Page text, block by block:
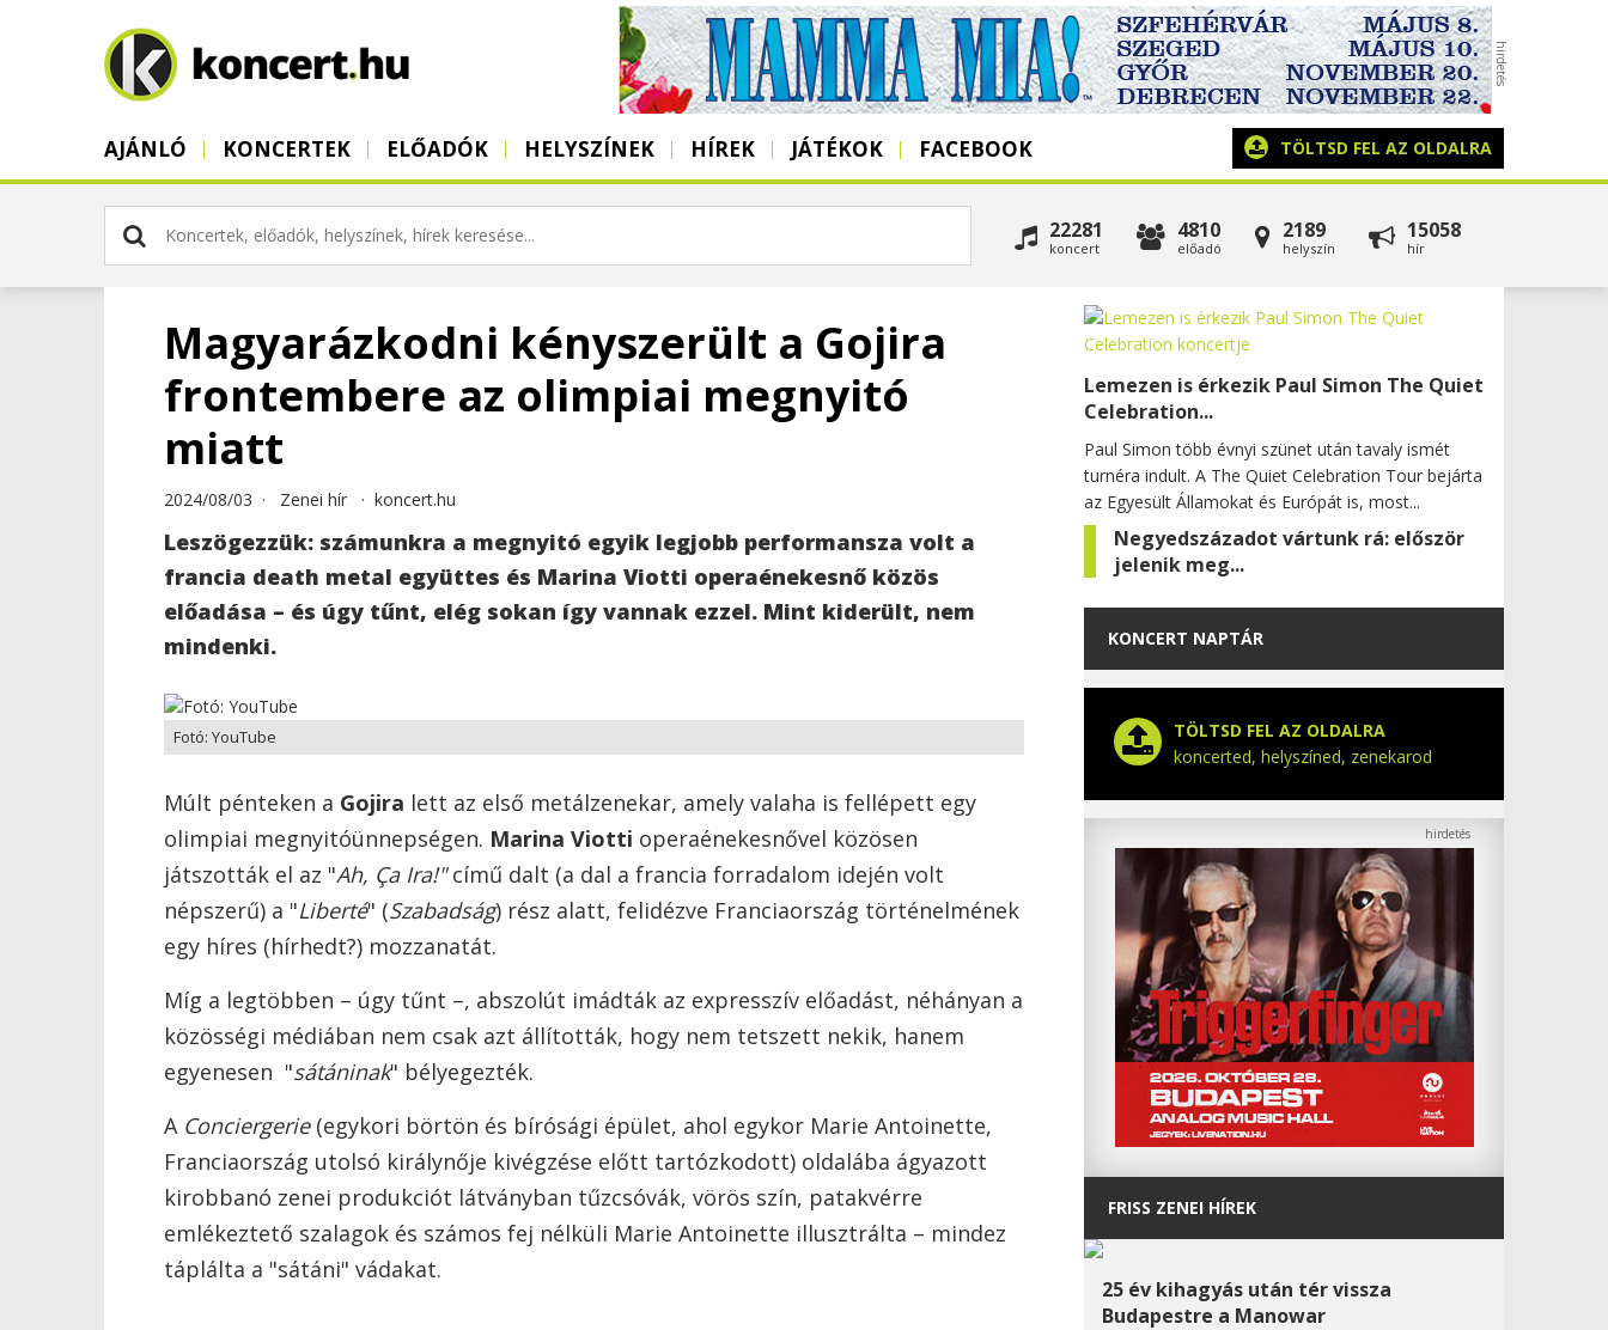
AJÁNLÓ KONCERTEK ELŐADÓK HELYSZÍNEK HÍREK JÁTÉKOK FACEBOOK TÖLTSD FEL AZ OLDALRA
22281
koncert
4810
előadó
2189
helyszín
15058
hír
Magyarázkodni kényszerült a Gojira
frontembere az olimpiai megnyitó
miatt
2024/08/03 · Zenei hír · koncert.hu
Leszögezzük: számunkra a megnyitó egyik legjobb performansza volt a
francia death metal együttes és Marina Viotti operaénekesnő közös
előadása – és úgy tűnt, elég sokan így vannak ezzel. Mint kiderült, nem
mindenki.
Fotó: YouTube
Múlt pénteken a Gojira lett az első metálzenekar, amely valaha is fellépett egy
olimpiai megnyitóünnepségen. Marina Viotti operaénekesnővel közösen
játszották el az "Ah, Ça Ira!"című dalt (a dal a francia forradalom idején volt
népszerű) a "Liberté" (Szabadság) rész alatt, felidézve Franciaország történelmének
egy híres (hírhedt?) mozzanatát.
Míg a legtöbben – úgy tűnt –, abszolút imádták az expresszív előadást, néhányan a
közösségi médiában nem csak azt állították, hogy nem tetszett nekik, hanem
egyenesen "sátáninak" bélyegezték.
AConciergerie(egykori börtön és bírósági épület, ahol egykor Marie Antoinette,
Franciaország utolsó királynője kivégzése előtt tartózkodott) oldalába ágyazott
kirobbanó zenei produkciót látványban tűzcsóvák, vörös szín, patakvérre
emlékeztető szalagok és számos fej nélküli Marie Antoinette illusztrálta – mindez
táplálta a "sátáni" vádakat.
Lemezen is érkezik Paul Simon The Quiet
Celebration...
Paul Simon több évnyi szünet után tavaly ismét
turnéra indult. A The Quiet Celebration Tour bejárta
az Egyesült Államokat és Európát is, most...
Negyedszázadot vártunk rá: először
jelenik meg...
KONCERT NAPTÁR
TÖLTSD FEL AZ OLDALRA
koncerted, helyszíned, zenekarod
FRISS ZENEI HÍREK
25 év kihagyás után tér vissza
Budapestre a Manowar